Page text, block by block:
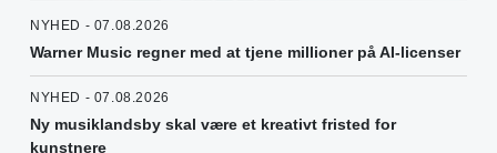
NYHED - 07.08.2026
Warner Music regner med at tjene millioner på AI-licenser
NYHED - 07.08.2026
Ny musiklandsby skal være et kreativt fristed for
kunstnere